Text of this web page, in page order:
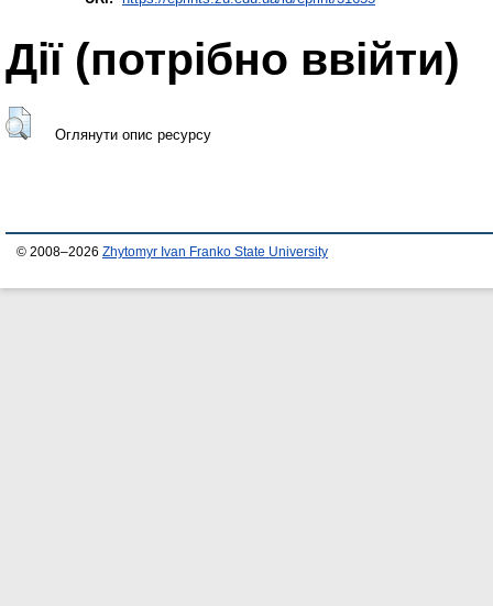
Дії ​​(потрібно ввійти)
Оглянути опис ресурсу
© 2008–2026 Zhytomyr Ivan Franko State University